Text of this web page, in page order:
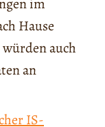
im
Hause
auch
an
IS-